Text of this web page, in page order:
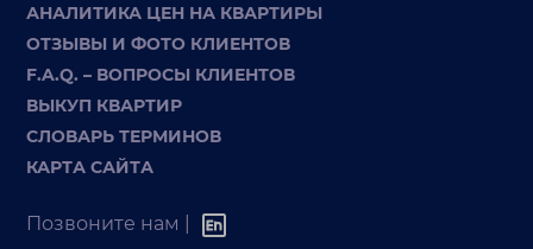
АНАЛИТИКА ЦЕН НА КВАРТИРЫ
ОТЗЫВЫ И ФОТО КЛИЕНТОВ
F.A.Q. – ВОПРОСЫ КЛИЕНТОВ
ВЫКУП КВАРТИР
СЛОВАРЬ ТЕРМИНОВ
КАРТА САЙТА
Позвоните нам |